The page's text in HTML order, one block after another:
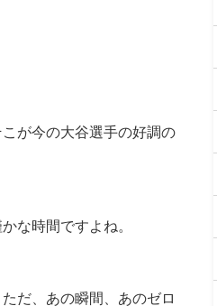
が今の大谷選手の好調の
な時間ですよね。
だ、あの瞬間、あのゼロ